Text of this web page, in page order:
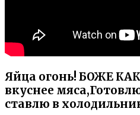
Яйца огонь! БОЖЕ
вкуснее
ставлю в